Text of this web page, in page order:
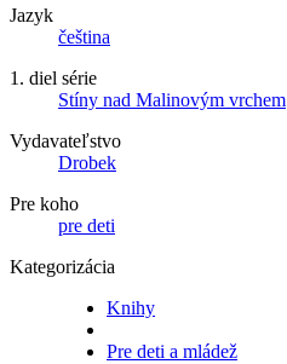
Jazyk
čeština
1. diel série
Stíny nad Malinovým vrchem
Vydavateľstvo
Drobek
Pre koho
pre deti
Kategorizácia
Knihy
Pre deti a mládež